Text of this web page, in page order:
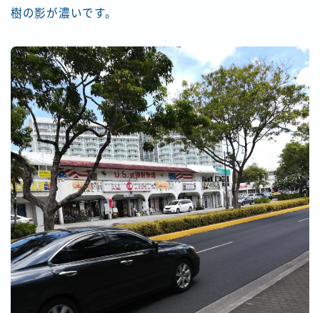
樹の影が濃いです。